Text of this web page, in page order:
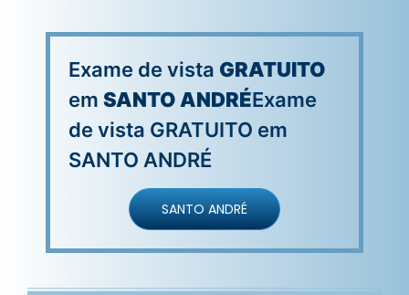
Exame de vista GRATUITO
em SANTO ANDRÉExame
de vista GRATUITO em
SANTO ANDRÉ
SANTO ANDRÉ